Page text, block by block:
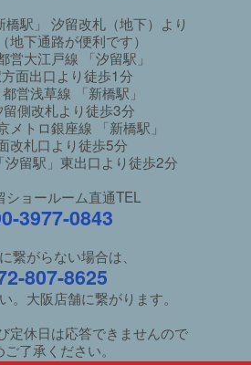
駅」 汐留改札（地下）より
地下通路が便利です）
営大江戸線 「汐留駅」
面出口より徒歩1分
営浅草線 「新橋駅」
側改札より徒歩3分
メトロ銀座線 「新橋駅」
改札口より徒歩5分
汐留駅」東出口より徒歩2分
ショールーム直通TEL
3977-0843
繋がらない場合は、
807-8625
。大阪店舗に繋がります。
定休日は応答できませんので
了承ください。